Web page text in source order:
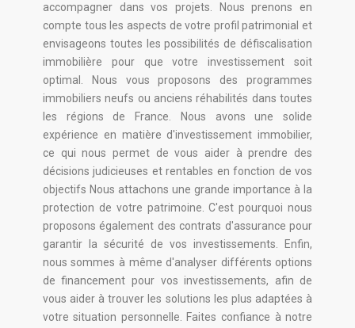
accompagner dans vos projets. Nous prenons en
compte tous les aspects de votre profil patrimonial et
envisageons toutes les possibilités de défiscalisation
immobilière pour que votre investissement soit
optimal. Nous vous proposons des programmes
immobiliers neufs ou anciens réhabilités dans toutes
les régions de France. Nous avons une solide
expérience en matière d'investissement immobilier,
ce qui nous permet de vous aider à prendre des
décisions judicieuses et rentables en fonction de vos
objectifs Nous attachons une grande importance à la
protection de votre patrimoine. C'est pourquoi nous
proposons également des contrats d'assurance pour
garantir la sécurité de vos investissements. Enfin,
nous sommes à même d'analyser différents options
de financement pour vos investissements, afin de
vous aider à trouver les solutions les plus adaptées à
votre situation personnelle. Faites confiance à notre